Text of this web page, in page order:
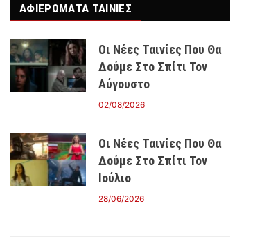
ΑΦΙΕΡΩΜΑΤΑ ΤΑΙΝΊΕΣ
Οι Νέες Ταινίες Που Θα
Δούμε Στο Σπίτι Τον
Αύγουστο
02/08/2026
Οι Νέες Ταινίες Που Θα
Δούμε Στο Σπίτι Τον
Ιούλιο
28/06/2026